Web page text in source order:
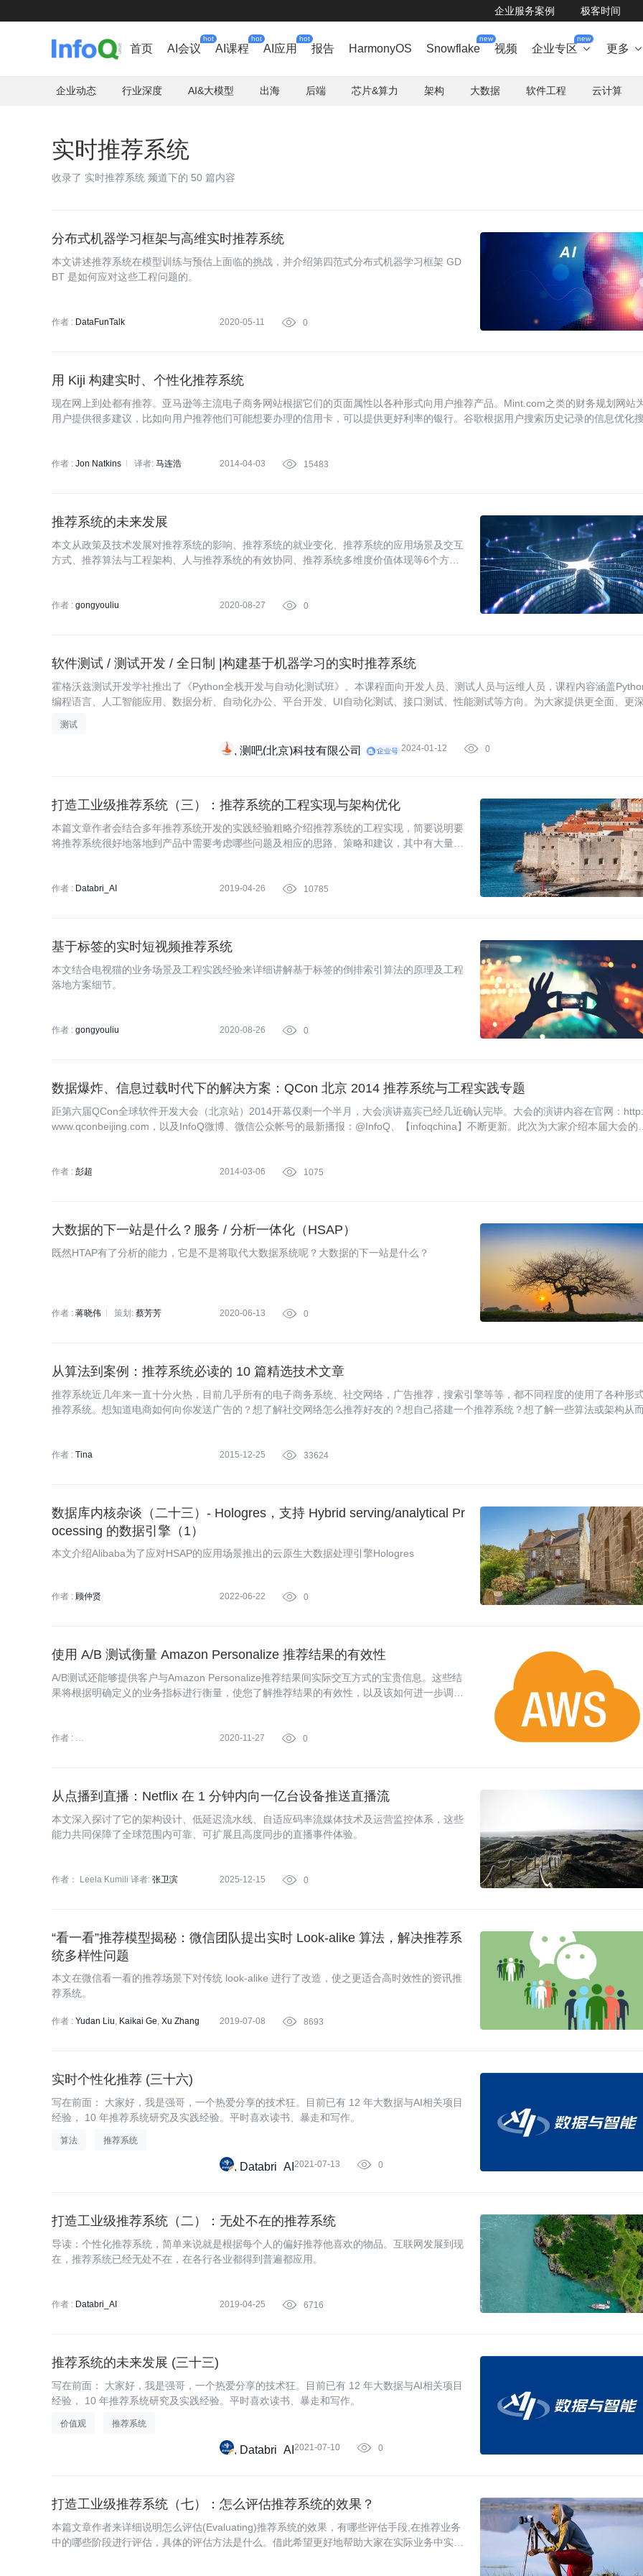
企业服务案例 极客时间
首页 AI会议
hot
AI课程
hot
AI应用
hot
报告 HarmonyOS Snowflake
new
视频 企业专区
new
 更多 
企业动态 行业深度 AI&大模型 出海 后端 芯片&算力 架构 大数据 软件工程 云计算
实时推荐系统
收录了 实时推荐系统 频道下的 50 篇内容
分布式机器学习框架与高维实时推荐系统
本文讲述推荐系统在模型训练与预估上面临的挑战，并介绍第四范式分布式机器学习框架 GD
BT 是如何应对这些工程问题的。
作者 : DataFunTalk 2020-05-11  0
用 Kiji 构建实时、个性化推荐系统
现在网上到处都有推荐。亚马逊等主流电子商务网站根据它们的页面属性以各种形式向用户推荐产品。Mint.com之类的财务规划网站
用户提供很多建议，比如向用户推荐他们可能想要办理的信用卡，可以提供更好利率的银行。谷歌根据用户搜索历史记录的信息优化
作者 : Jon Natkins 译者: 马连浩 2014-04-03  15483
推荐系统的未来发展
本文从政策及技术发展对推荐系统的影响、推荐系统的就业变化、推荐系统的应用场景及交互
方式、推荐算法与工程架构、人与推荐系统的有效协同、推荐系统多维度价值体现等6个方面
作者 : gongyouliu 2020-08-27  0
软件测试 / 测试开发 / 全日制 |构建基于机器学习的实时推荐系统
霍格沃兹测试开发学社推出了《Python全栈开发与自动化测试班》。本课程面向开发人员、测试人员与运维人员，课程内容涵盖
编程语言、人工智能应用、数据分析、自动化办公、平台开发、UI自动化测试、接口测试、性能测试等方向。为大家提供更全面、更
测试
测吧(北京)科技有限公司 2024-01-12  0
打造工业级推荐系统（三）：推荐系统的工程实现与架构优化
本篇文章作者会结合多年推荐系统开发的实践经验粗略介绍推荐系统的工程实现，简要说明要
将推荐系统很好地落地到产品中需要考虑哪些问题及相应的思路、策略和建议，其中有大量关
作者 : Databri_AI 2019-04-26  10785
基于标签的实时短视频推荐系统
本文结合电视猫的业务场景及工程实践经验来详细讲解基于标签的倒排索引算法的原理及工程
落地方案细节。
作者 : gongyouliu 2020-08-26  0
数据爆炸、信息过载时代下的解决方案：QCon 北京 2014 推荐系统与工程实践专题
距第六届QCon全球软件开发大会（北京站）2014开幕仅剩一个半月，大会演讲嘉宾已经几近确认完毕。大会的演讲内容在官网：
www.qconbeijing.com，以及InfoQ微博、微信公众帐号的最新播报：@InfoQ、【infoqchina】不断更新。此次为大家介绍本届大会的
作者 : 彭超 2014-03-06  1075
大数据的下一站是什么？服务 / 分析一体化（HSAP）
既然HTAP有了分析的能力，它是不是将取代大数据系统呢？大数据的下一站是什么？
作者 : 蒋晓伟 策划: 蔡芳芳 2020-06-13  0
从算法到案例：推荐系统必读的 10 篇精选技术文章
推荐系统近几年来一直十分火热，目前几乎所有的电子商务系统、社交网络，广告推荐，搜索引擎等等，都不同程度的使用了各种形
推荐系统。想知道电商如何向你发送广告的？想了解社交网络怎么推荐好友的？想自己搭建一个推荐系统？想了解一些算法或架构从
作者 : Tina 2015-12-25  33624
数据库内核杂谈（二十三）- Hologres，支持 Hybrid serving/analytical Pr
ocessing 的数据引擎（1）
本文介绍Alibaba为了应对HSAP的应用场景推出的云原生大数据处理引擎Hologres
作者 : 顾仲贤 2022-06-22  0
使用 A/B 测试衡量 Amazon Personalize 推荐结果的有效性
A/B测试还能够提供客户与Amazon Personalize推荐结果间实际交互方式的宝贵信息。这些结
果将根据明确定义的业务指标进行衡量，使您了解推荐结果的有效性，以及该如何进一步调整
作者 :
2020-11-27  0
从点播到直播：Netflix 在 1 分钟内向一亿台设备推送直播流
本文深入探讨了它的架构设计、低延迟流水线、自适应码率流媒体技术及运营监控体系，这些
能力共同保障了全球范围内可靠、可扩展且高度同步的直播事件体验。
作者： Leela Kumili 译者: 张卫滨 2025-12-15  0
“看一看”推荐模型揭秘：微信团队提出实时 Look-alike 算法，解决推荐系
统多样性问题
本文在微信看一看的推荐场景下对传统 look-alike 进行了改造，使之更适合高时效性的资讯推
荐系统。
作者 : Yudan Liu Kaikai Ge Xu Zhang
2019-07-08  8693
实时个性化推荐 (三十六)
写在前面： 大家好，我是强哥，一个热爱分享的技术狂。目前已有 12 年大数据与AI相关项目
经验， 10 年推荐系统研究及实践经验。平时喜欢读书、暴走和写作。
算法 推荐系统
Databri_AI 2021-07-13  0
打造工业级推荐系统（二）：无处不在的推荐系统
导读：个性化推荐系统，简单来说就是根据每个人的偏好推荐他喜欢的物品。互联网发展到现
在，推荐系统已经无处不在，在各行各业都得到普遍都应用。
作者 : Databri_AI 2019-04-25  6716
推荐系统的未来发展 (三十三)
写在前面： 大家好，我是强哥，一个热爱分享的技术狂。目前已有 12 年大数据与AI相关项目
经验， 10 年推荐系统研究及实践经验。平时喜欢读书、暴走和写作。
价值观 推荐系统
Databri_AI 2021-07-10  0
打造工业级推荐系统（七）：怎么评估推荐系统的效果？
本篇文章作者来详细说明怎么评估(Evaluating)推荐系统的效果，有哪些评估手段,在推荐业务
中的哪些阶段进行评估，具体的评估方法是什么。借此希望更好地帮助大家在实际业务中实施